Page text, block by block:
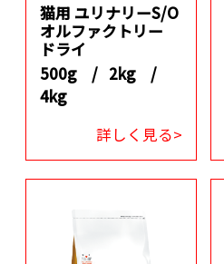
猫用 ユリナリーS/O
オルファクトリー
ドライ
500g / 2kg /
4kg
詳しく見る>